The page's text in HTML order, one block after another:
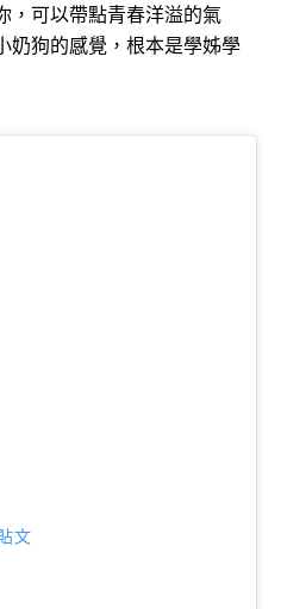
，可以帶點青春洋溢的氣
奶狗的感覺，根本是學姊學
文